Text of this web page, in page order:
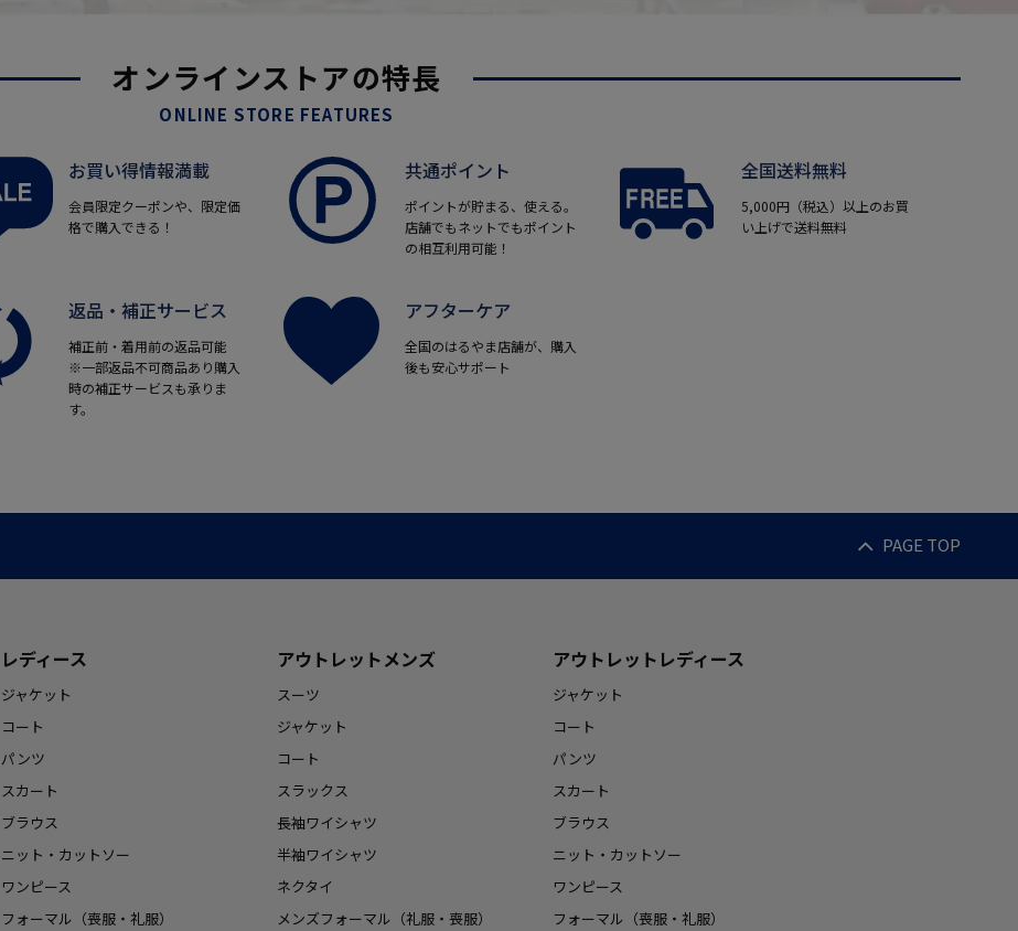
オンラインストアの特長
ONLINE STORE FEATURES
お買い得情報満載
会員限定クーポンや、限定価
格で購入できる！
共通ポイント
ポイントが貯まる、使える。
店舗でもネットでもポイント
の相互利用可能！
全国送料無料
5,000円（税込）以上のお買
い上げで送料無料
返品・補正サービス
補正前・着用前の返品可能
※一部返品不可商品あり購入
時の補正サービスも承りま
す。
アフターケア
全国のはるやま店舗が、購入
後も安心サポート
PAGE TOP
レディース
ジャケット
コート
パンツ
スカート
ブラウス
ニット・カットソー
ワンピース
フォーマル（喪服・礼服）
アウトレットメンズ
スーツ
ジャケット
コート
スラックス
長袖ワイシャツ
半袖ワイシャツ
ネクタイ
メンズフォーマル（礼服・喪服）
アウトレットレディース
ジャケット
コート
パンツ
スカート
ブラウス
ニット・カットソー
ワンピース
フォーマル（喪服・礼服）